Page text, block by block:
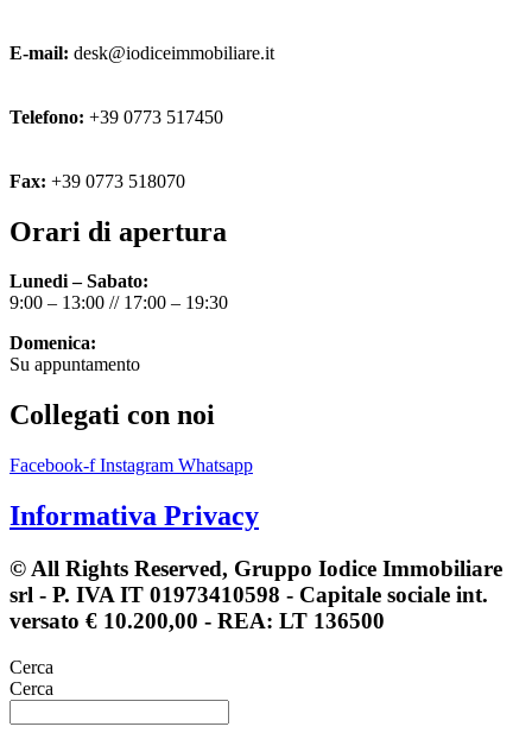
E-mail: desk@iodiceimmobiliare.it
Telefono: +39 0773 517450
Fax: +39 0773 518070
Orari di apertura
Lunedi – Sabato:
9:00 – 13:00 // 17:00 – 19:30
Domenica:
Su appuntamento
Collegati con noi
Facebook-f Instagram Whatsapp
Informativa Privacy
© All Rights Reserved, Gruppo Iodice Immobiliare
srl - P. IVA IT 01973410598 - Capitale sociale int.
versato € 10.200,00 - REA: LT 136500
Cerca
Cerca